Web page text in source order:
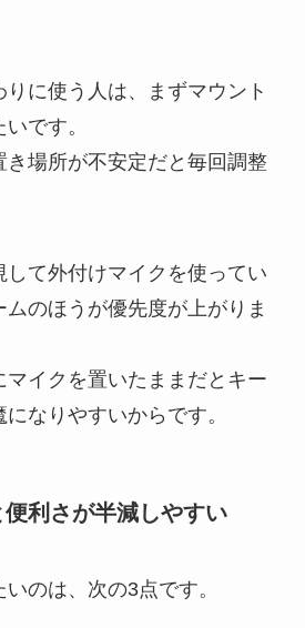
りに使う人は、まずマウント
です。
き場所が不安定だと毎回調整
して外付けマイクを使ってい
のほうが優先度が上がりま
マイクを置いたままだとキー
なりやすいからです。
利さが半減しやすい
のは、次の3点です。